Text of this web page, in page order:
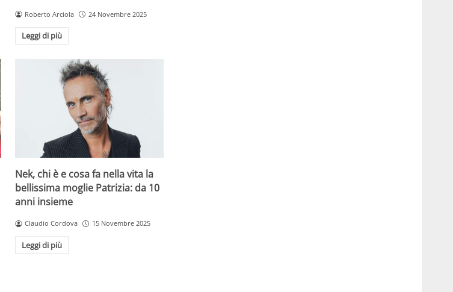
Roberto Arciola 24 Novembre 2025
Leggi di più
Nek, chi è e cosa fa nella vita la
bellissima moglie Patrizia: da 10
anni insieme
Claudio Cordova 15 Novembre 2025
Leggi di più